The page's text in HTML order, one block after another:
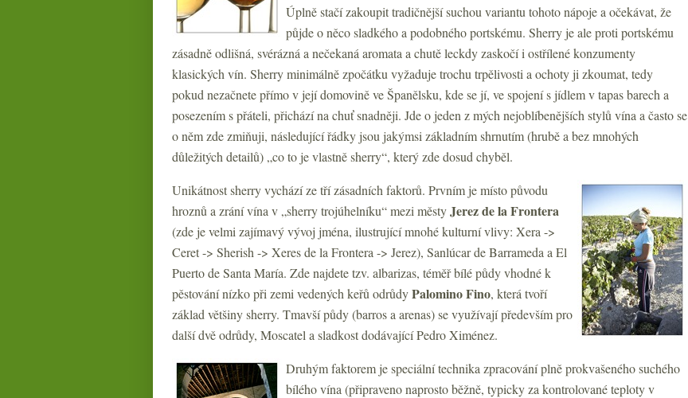
Úplně stačí zakoupit tradičnější suchou variantu tohoto nápoje a očekávat, že
půjde o něco sladkého a podobného portskému. Sherry je ale proti portskému
zásadně odlišná, svérázná a nečekaná aromata a chutě leckdy zaskočí i ostřílené konzumenty
klasických vín. Sherry minimálně zpočátku vyžaduje trochu trpělivosti a ochoty ji zkoumat, tedy
pokud nezačnete přímo v její domovině ve Španělsku, kde se jí, ve spojení s jídlem v tapas barech a
posezením s přáteli, přichází na chuť snadněji. Jde o jeden z mých nejoblíbenějších stylů vína a často se
o něm zde zmiňuji, následující řádky jsou jakýmsi základním shrnutím (hrubě a bez mnohých
důležitých detailů) „co to je vlastně sherry“, který zde dosud chyběl.
Unikátnost sherry vychází ze tří zásadních faktorů. Prvním je místo původu
hroznů a zrání vína v „sherry trojúhelníku“ mezi městyJerez de la Frontera
(zde je velmi zajímavý vývoj jména, ilustrující mnohé kulturní vlivy: Xera ->
Ceret -> Sherish -> Xeres de la Frontera -> Jerez), Sanlúcar de Barrameda a El
Puerto de Santa María. Zde najdete tzv. albarizas, téměř bílé půdy vhodné k
pěstování nízko při zemi vedených keřů odrůdyPalomino Fino, která tvoří
základ většiny sherry. Tmavší půdy (barros a arenas) se využívají především pro
další dvě odrůdy, Moscatel a sladkost dodávající Pedro Ximénez.
Druhým faktorem je speciální technika zpracování plně prokvašeného suchého
bílého vína (připraveno naprosto běžně, typicky za kontrolované teploty v